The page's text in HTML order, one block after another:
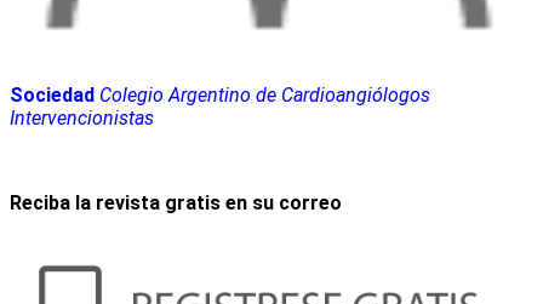
Sociedad Colegio Argentino de Cardioangiólogos
Intervencionistas
Reciba la revista gratis en su correo